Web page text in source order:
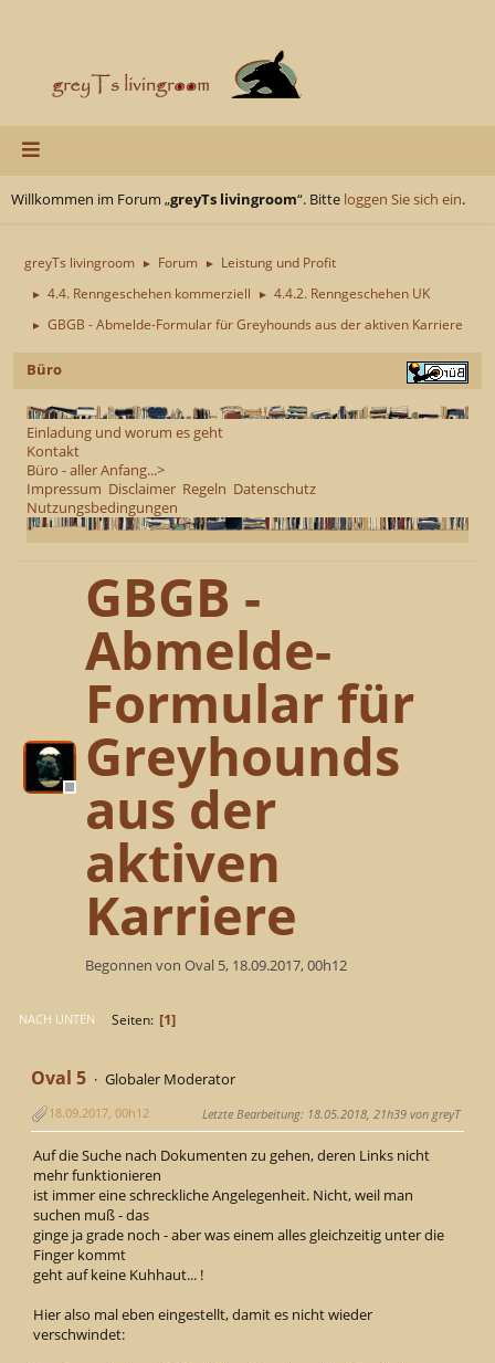
Willkommen im Forum „greyTs livingroom“. Bitte loggen Sie sich ein.
greyTs livingroom ► Forum ► Leistung und Profit
► 4.4. Renngeschehen kommerziell ► 4.4.2. Renngeschehen UK
► GBGB - Abmelde-Formular für Greyhounds aus der aktiven Karriere
Büro
Einladung und worum es geht
Kontakt
Büro - aller Anfang...>
Impressum Disclaimer Regeln Datenschutz
Nutzungsbedingungen
GBGB -
Abmelde-
Formular für
Greyhounds
aus der
aktiven
Karriere
Begonnen von Oval 5, 18.09.2017, 00h12
NACH UNTEN Seiten 1
Oval 5 Globaler Moderator
18.09.2017, 00h12 Letzte Bearbeitung: 18.05.2018, 21h39 von greyT
Auf die Suche nach Dokumenten zu gehen, deren Links nicht
mehr funktionieren
ist immer eine schreckliche Angelegenheit. Nicht, weil man
suchen muß - das
ginge ja grade noch - aber was einem alles gleichzeitig unter die
Finger kommt
geht auf keine Kuhhaut... !
Hier also mal eben eingestellt, damit es nicht wieder
verschwindet: